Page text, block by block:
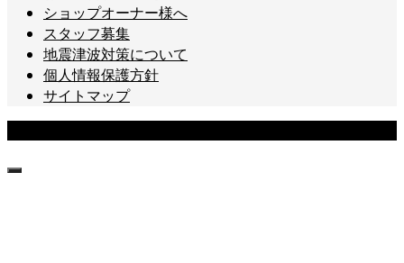
ショップオーナー様へ
スタッフ募集
地震津波対策について
個人情報保護方針
サイトマップ